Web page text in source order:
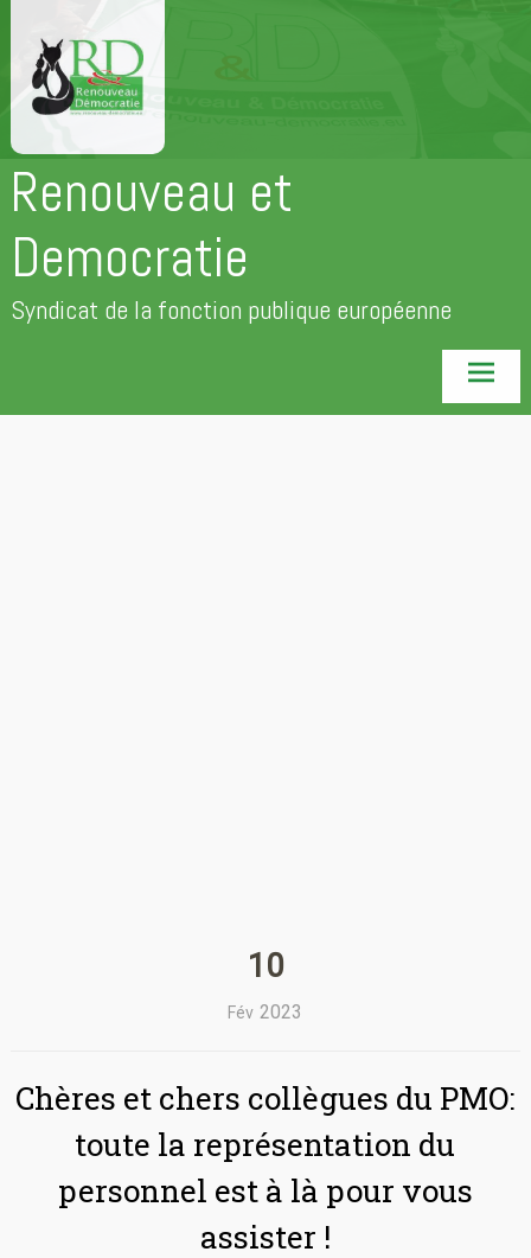
contenu
principal
Renouveau et
Democratie
Syndicat de la fonction publique européenne
10
Fév 2023
Chères et chers collègues du PMO:
toute la représentation du
personnel est à là pour vous
assister !